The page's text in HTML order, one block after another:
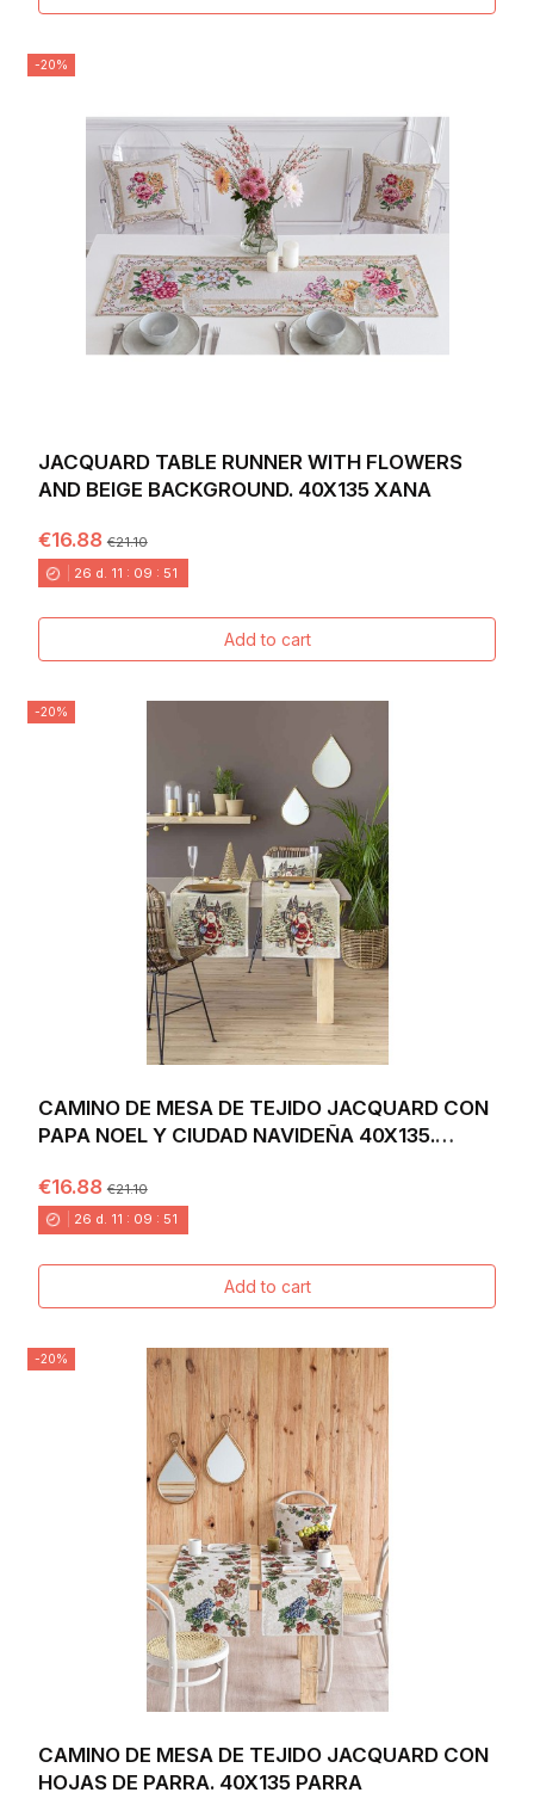
-20%
JACQUARD TABLE RUNNER WITH FLOWERS
AND BEIGE BACKGROUND. 40X135 XANA
€16.88€21.10
26 d. 11 : 09 : 49
Add to cart
-20%
CAMINO DE MESA DE TEJIDO JACQUARD CON
PAPA NOEL Y CIUDAD NAVIDEÑA 40X135.
€16.88€21.10
26 d. 11 : 09 : 49
Add to cart
-20%
CAMINO DE MESA DE TEJIDO JACQUARD CON
HOJAS DE PARRA. 40X135 PARRA